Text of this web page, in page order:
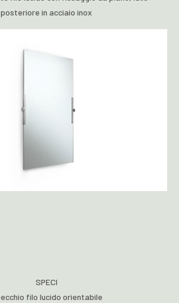
posteriore in acciaio inox
SPECI
filo lucido orientabile